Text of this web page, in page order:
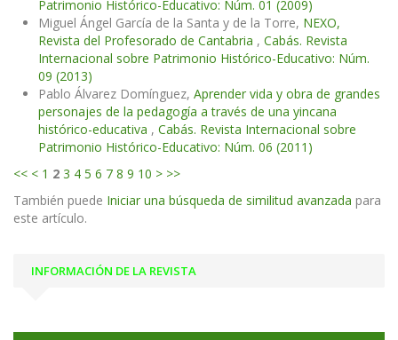
Patrimonio Histórico-Educativo: Núm. 01 (2009)
Miguel Ángel García de la Santa y de la Torre, NEXO,
Revista del Profesorado de Cantabria , Cabás. Revista
Internacional sobre Patrimonio Histórico-Educativo: Núm.
09 (2013)
Pablo Álvarez Domínguez, Aprender vida y obra de grandes
personajes de la pedagogía a través de una yincana
histórico-educativa , Cabás. Revista Internacional sobre
Patrimonio Histórico-Educativo: Núm. 06 (2011)
<< < 1 2 3 4 5 6 7 8 9 10 > >>
También puede Iniciar una búsqueda de similitud avanzada para
este artículo.
INFORMACIÓN DE LA REVISTA